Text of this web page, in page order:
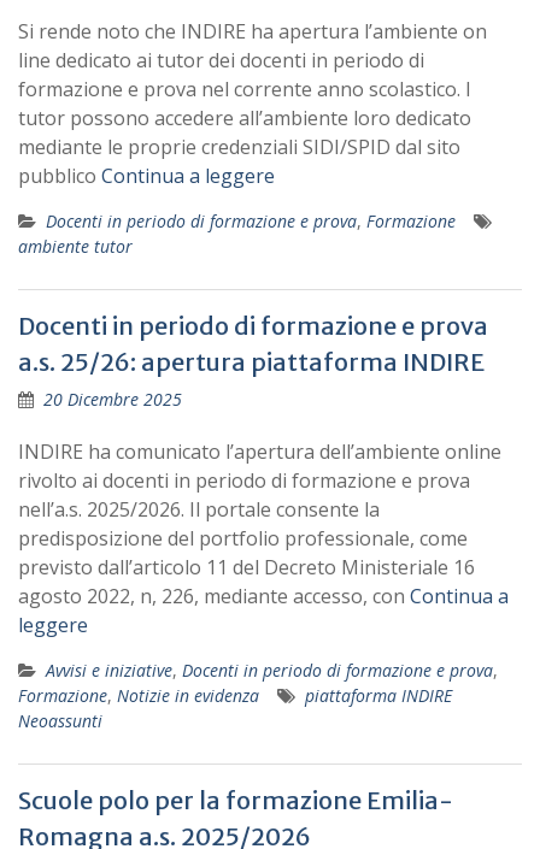
Si rende noto che INDIRE ha apertura l’ambiente on
line dedicato ai tutor dei docenti in periodo di
formazione e prova nel corrente anno scolastico. I
tutor possono accedere all’ambiente loro dedicato
mediante le proprie credenziali SIDI/SPID dal sito
pubblico Continua a leggere
Docenti in periodo di formazione e prova, Formazione
ambiente tutor
Docenti in periodo di formazione e prova
a.s. 25/26: apertura piattaforma INDIRE
20 Dicembre 2025
INDIRE ha comunicato l’apertura dell’ambiente online
rivolto ai docenti in periodo di formazione e prova
nell’a.s. 2025/2026. Il portale consente la
predisposizione del portfolio professionale, come
previsto dall’articolo 11 del Decreto Ministeriale 16
agosto 2022, n, 226, mediante accesso, con Continua a
leggere
Avvisi e iniziative, Docenti in periodo di formazione e prova,
Formazione, Notizie in evidenza
piattaforma INDIRE
Neoassunti
Scuole polo per la formazione Emilia-
Romagna a.s. 2025/2026